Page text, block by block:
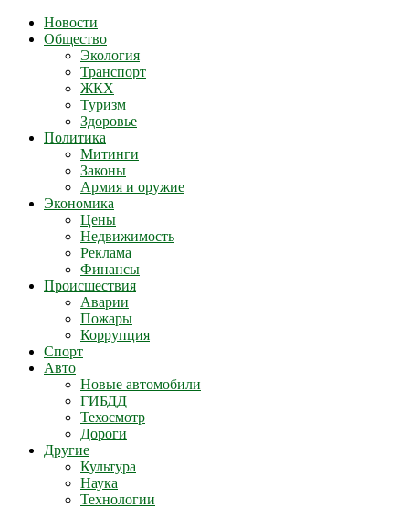
Новости
Общество
Экология
Транспорт
ЖКХ
Туризм
Здоровье
Политика
Митинги
Законы
Армия и оружие
Экономика
Цены
Недвижимость
Реклама
Финансы
Происшествия
Аварии
Пожары
Коррупция
Спорт
Авто
Новые автомобили
ГИБДД
Техосмотр
Дороги
Другие
Культура
Наука
Технологии